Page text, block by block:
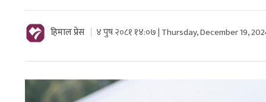
हिमाल प्रेस ४ पुष २०८१ १४:०७ | Thursday, December 19,